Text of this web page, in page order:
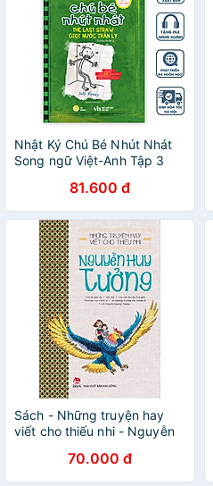
Nhật Ký Chú Bé Nhút Nhát
Song ngữ Việt-Anh Tập 3
81.600 đ
Sách - Những truyện hay
viết cho thiếu nhi - Nguyễn
70.000 đ